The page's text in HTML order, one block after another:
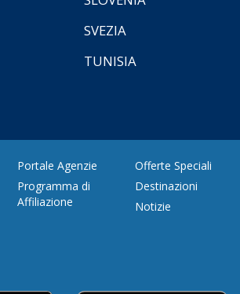
SVEZIA
TUNISIA
Portale Agenzie
Programma di
Affiliazione
Offerte Speciali
Destinazioni
Notizie